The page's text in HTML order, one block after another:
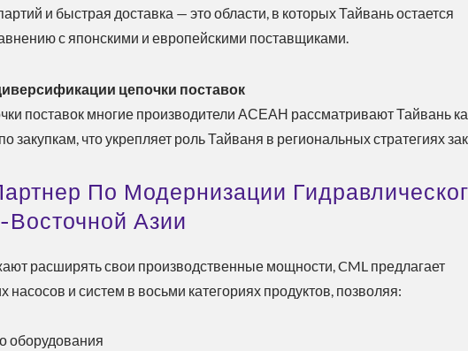
и быстрая доставка — это области, в которых Тайвань остается
с японскими и европейскими поставщиками.
цепочки поставок
поставок многие производители АСЕАН рассматривают Тайвань
закупкам, что укрепляет роль Тайваня в региональных стратегиях
По Модернизации
Азии
расширять свои производственные мощности, CML предлагает
и систем в восьми категориях продуктов, позволяя:
оборудования